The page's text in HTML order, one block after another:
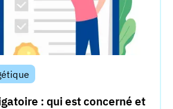
: qui est concerné et